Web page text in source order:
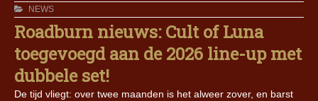
NEWS
Roadburn nieuws: Cult of Luna
toegevoegd aan de 2026 line-up met
dubbele set!
De tijd vliegt: over twee maanden is het alweer zover, en barst